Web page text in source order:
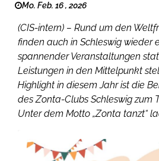
Mo. Feb. 16 , 2026
(CIS-intern) – Rund um den
finden auch in Schleswig wieder
spannender Veranstaltungen
Leistungen in den Mittelpunkt
Highlight in diesem Jahr ist die
des Zonta-Clubs Schleswig zum
Unter dem Motto „Zonta tanzt“